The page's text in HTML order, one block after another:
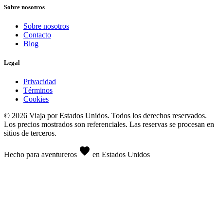
Sobre nosotros
Sobre nosotros
Contacto
Blog
Legal
Privacidad
Términos
Cookies
© 2026 Viaja por Estados Unidos. Todos los derechos reservados.
Los precios mostrados son referenciales. Las reservas se procesan en
sitios de terceros.
Hecho para aventureros favorite en Estados Unidos